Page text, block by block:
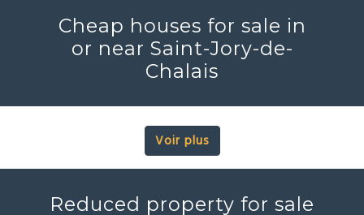
Cheap houses for sale in
or near Saint-Jory-de-
Chalais
Voir plus
Reduced property for sale